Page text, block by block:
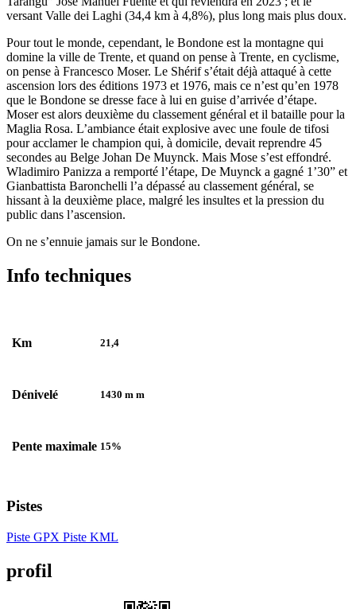
versant Valle dei Laghi (34,4 km à 4,8%), plus long mais plus doux.
Pour tout le monde, cependant, le Bondone est la montagne qui
domine la ville de Trente, et quand on pense à Trente, en cyclisme,
on pense à Francesco Moser. Le Shérif s’était déjà attaqué à cette
ascension lors des éditions 1973 et 1976, mais ce n’est qu’en 1978
que le Bondone se dresse face à lui en guise d’arrivée d’étape.
Moser est alors deuxième du classement général et il bataille pour la
Maglia Rosa. L’ambiance était explosive avec une foule de tifosi
pour acclamer le champion qui, à domicile, devait reprendre 45
secondes au Belge Johan De Muynck. Mais Mose s’est effondré.
Wladimiro Panizza a remporté l’étape, De Muynck a gagné 1’30” et
Gianbattista Baronchelli l’a dépassé au classement général, se
hissant à la deuxième place, malgré les insultes et la pression du
public dans l’ascension.
On ne s’ennuie jamais sur le Bondone.
Info techniques
Km 21,4
Dénivelé 1430 m m
Pente maximale 15%
Pistes
Piste GPX Piste KML
profil